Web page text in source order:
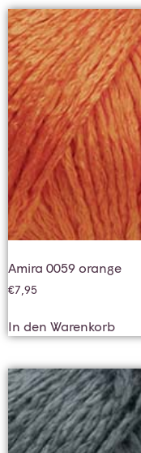
Amira 0059 orange
€7,95
In den Warenkorb